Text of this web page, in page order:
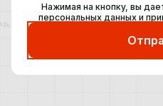
Нажимая на кнопку, вы
персональных данных и